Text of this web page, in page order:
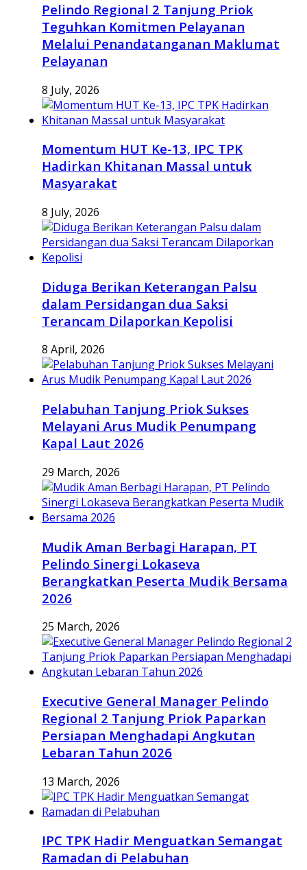
Pelindo Regional 2 Tanjung Priok
Teguhkan Komitmen Pelayanan
Melalui Penandatanganan Maklumat
Pelayanan
8 July, 2026
Momentum HUT Ke-13, IPC TPK
Hadirkan Khitanan Massal untuk
Masyarakat
8 July, 2026
Diduga Berikan Keterangan Palsu
dalam Persidangan dua Saksi
Terancam Dilaporkan Kepolisi
8 April, 2026
Pelabuhan Tanjung Priok Sukses
Melayani Arus Mudik Penumpang
Kapal Laut 2026
29 March, 2026
Mudik Aman Berbagi Harapan, PT
Pelindo Sinergi Lokaseva
Berangkatkan Peserta Mudik Bersama
2026
25 March, 2026
Executive General Manager Pelindo
Regional 2 Tanjung Priok Paparkan
Persiapan Menghadapi Angkutan
Lebaran Tahun 2026
13 March, 2026
IPC TPK Hadir Menguatkan Semangat
Ramadan di Pelabuhan